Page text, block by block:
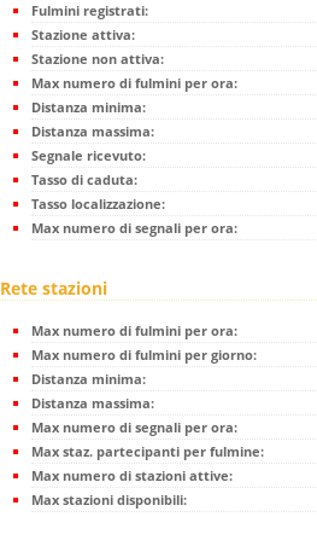
Fulmini registrati:
Stazione attiva:
Stazione non attiva:
Max numero di fulmini per ora:
Distanza minima:
Distanza massima:
Segnale ricevuto:
Tasso di caduta:
Tasso localizzazione:
Max numero di segnali per ora:
Rete stazioni
Max numero di fulmini per ora:
Max numero di fulmini per giorno:
Distanza minima:
Distanza massima:
Max numero di segnali per ora:
Max staz. partecipanti per fulmine:
Max numero di stazioni attive:
Max stazioni disponibili: